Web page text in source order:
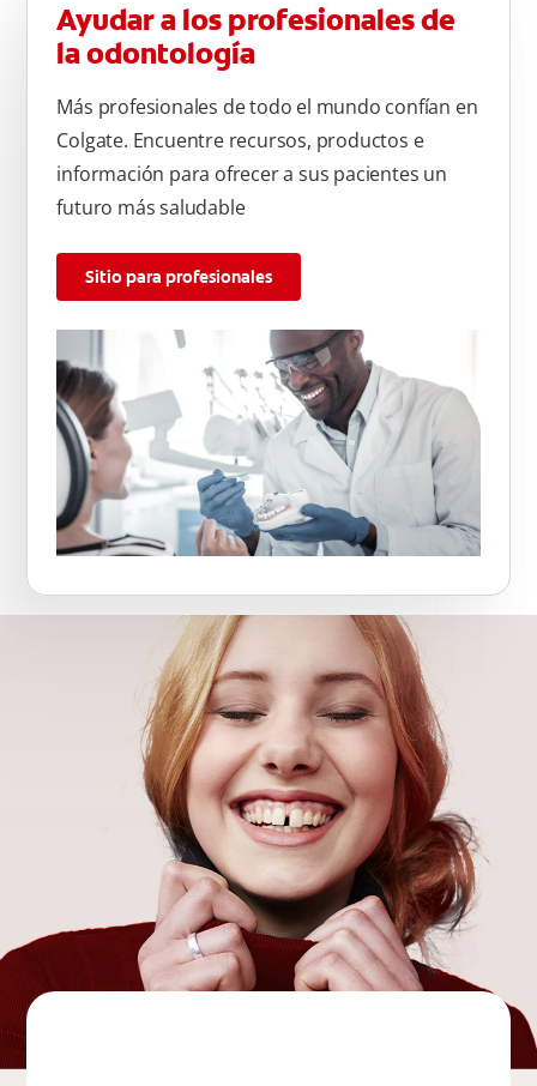
Ayudar a los profesionales de
la odontología
Más profesionales de todo el mundo confían en
Colgate. Encuentre recursos, productos e
información para ofrecer a sus pacientes un
futuro más saludable
Sitio para profesionales